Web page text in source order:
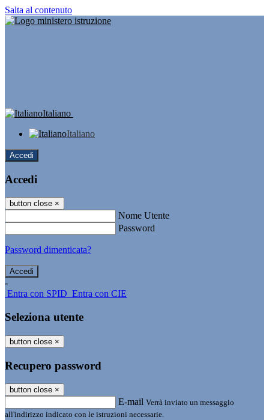
Salta al contenuto
Italiano
Italiano
Accedi
Accedi
button close ×
Nome Utente
Password
Password dimenticata?
-
Entra con SPID Entra con CIE
Seleziona utente
button close ×
Recupero password
button close ×
E-mail Verrà inviato un messaggio
all'indirizzo indicato con le istruzioni necessarie.